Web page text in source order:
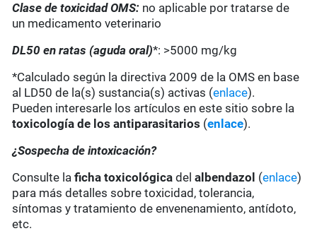
Clase de toxicidad OMS: no aplicable por tratarse de
un medicamento veterinario
DL50 en ratas (aguda oral)*: >5000 mg/kg
*Calculado según la directiva 2009 de la OMS en base
al LD50 de la(s) sustancia(s) activas (enlace).
Pueden interesarle los artículos en este sitio sobre la
toxicología de los antiparasitarios (enlace).
¿Sospecha de intoxicación?
Consulte laficha toxicológica delalbendazol (enlace)
para más detalles sobre toxicidad, tolerancia,
síntomas y tratamiento de envenenamiento, antídoto,
etc.